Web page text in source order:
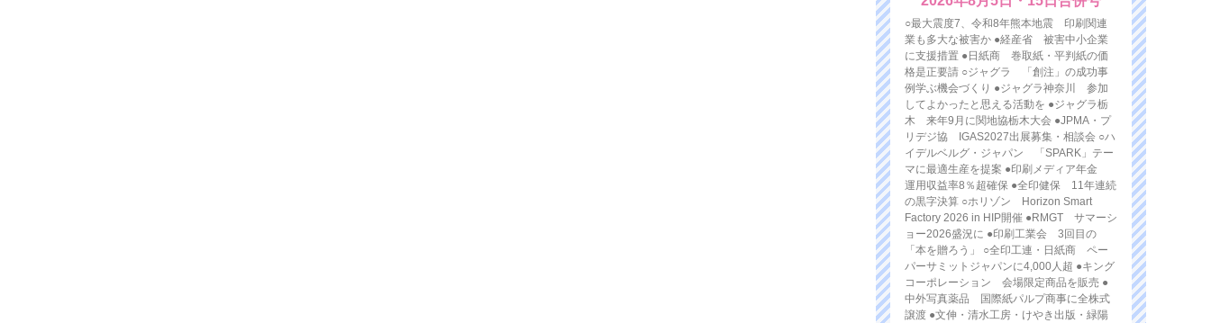
○最大震度7、令和8年熊本地震 印刷関連
業も多大な被害か ●経産省 被害中小企業
に支援措置 ●日紙商 巻取紙・平判紙の価
格是正要請 ○ジャグラ 「創注」の成功事
例学ぶ機会づくり ●ジャグラ神奈川 参加
してよかったと思える活動を ●ジャグラ栃
木 来年9月に関地協栃木大会 ●JPMA・プ
リデジ協 IGAS2027出展募集・相談会 ○ハ
イデルベルグ・ジャパン 「SPARK」テー
マに最適生産を提案 ●印刷メディア年金
運用収益率8％超確保 ●全印健保 11年連続
の黒字決算 ○ホリゾン Horizon Smart
Factory 2026 in HIP開催 ●RMGT サマーシ
ョー2026盛況に ●印刷工業会 3回目の
「本を贈ろう」 ○全印工連・日紙商 ペー
パーサミットジャパンに4,000人超 ●キング
コーポレーション 会場限定商品を販売 ●
中外写真薬品 国際紙パルプ商事に全株式
譲渡 ●文伸・清水工房・けやき出版・緑陽